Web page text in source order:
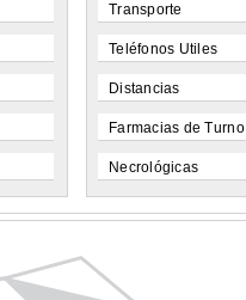
Transporte
Teléfonos Utiles
Distancias
Farmacias de Turno
Necrológicas